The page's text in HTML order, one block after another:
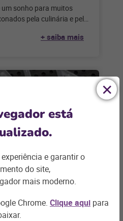
sonho para muitos
pela culinária e pelo
+ saiba mais
na Black Friday:
varejistas
está
e garantir o
do site,
mais moderno.
Chrome. Clique aqui para